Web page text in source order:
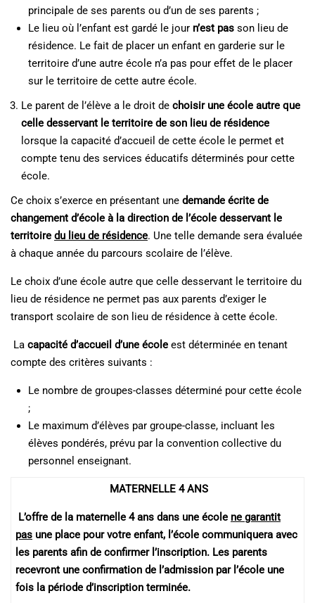
principale de ses parents ou d’un de ses parents ;
Le lieu où l’enfant est gardé le jour n’est pas son lieu de
résidence. Le fait de placer un enfant en garderie sur le
territoire d’une autre école n’a pas pour effet de le placer
sur le territoire de cette autre école.
Le parent de l’élève a le droit de choisir une école autre que
celle desservant le territoire de son lieu de résidence
lorsque la capacité d’accueil de cette école le permet et
compte tenu des services éducatifs déterminés pour cette
école.
Ce choix s’exerce en présentant une demande écrite de
changement d’école à la direction de l’école desservant le
territoire du lieu de résidence. Une telle demande sera évaluée
à chaque année du parcours scolaire de l’élève.
Le choix d’une école autre que celle desservant le territoire du
lieu de résidence ne permet pas aux parents d’exiger le
transport scolaire de son lieu de résidence à cette école.
La capacité d’accueil d’une école est déterminée en tenant
compte des critères suivants :
Le nombre de groupes-classes déterminé pour cette école
;
Le maximum d’élèves par groupe-classe, incluant les
élèves pondérés, prévu par la convention collective du
personnel enseignant.
MATERNELLE 4 ANS
L’offre de la maternelle 4 ans dans une école ne garantit
pas une place pour votre enfant, l’école communiquera avec
les parents afin de confirmer l’inscription. Les parents
recevront une confirmation de l’admission par l’école une
fois la période d’inscription terminée.